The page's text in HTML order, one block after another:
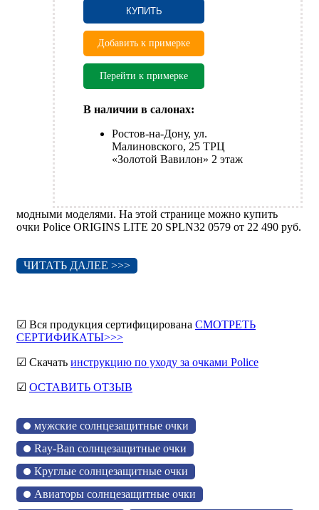
КУПИТЬ
Добавить к примерке
Перейти к примерке
В наличии в салонах:
Ростов-на-Дону, ул.
Малиновского, 25 ТРЦ
«Золотой Вавилон» 2 этаж
модными моделями. На этой странице можно купить
очки Police ORIGINS LITE 20 SPLN32 0579 от 22 490 руб.
ЧИТАТЬ ДАЛЕЕ >>>
☑ Вся продукция сертифицирована СМОТРЕТЬ
СЕРТИФИКАТЫ>>>
☑ Скачать инструкцию по уходу за очками Police
☑ ОСТАВИТЬ ОТЗЫВ
мужские солнцезащитные очки
Ray-Ban солнцезащитные очки
Круглые солнцезащитные очки
Авиаторы солнцезащитные очки